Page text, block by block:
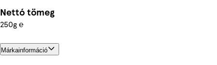
Nettó tömeg
250g ℮
Márkainformáció